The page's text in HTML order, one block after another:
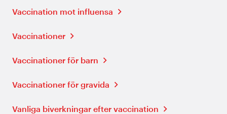
Vaccination mot influensa
Vaccinationer
Vaccinationer för barn
Vaccinationer för gravida
Vanliga biverkningar efter vaccination